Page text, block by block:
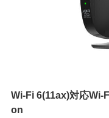
Wi-Fi 6(11ax)対応
on